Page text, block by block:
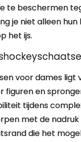
te beschermen
je niet alleen hun
het ijs.
voor dames
figuren en
tijdens
met de
die het